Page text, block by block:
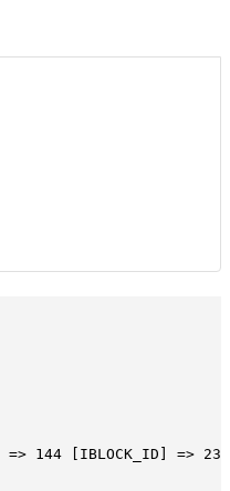
[IBLOCK_ID] => 23